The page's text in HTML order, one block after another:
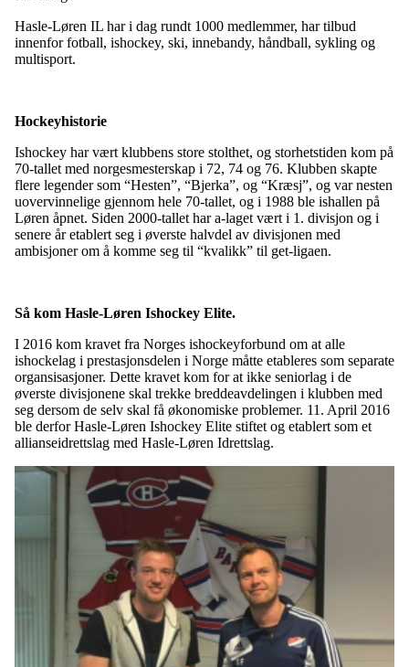
Hasle-Løren IL har i dag rundt 1000 medlemmer, har tilbud
innenfor fotball, ishockey, ski, innebandy, håndball, sykling og
multisport.
Hockeyhistorie
Ishockey har vært klubbens store stolthet, og storhetstiden kom på
70-tallet med norgesmesterskap i 72, 74 og 76. Klubben skapte
flere legender som “Hesten”, “Bjerka”, og “Kræsj”, og var nesten
uovervinnelige gjennom hele 70-tallet, og i 1988 ble ishallen på
Løren åpnet. Siden 2000-tallet har a-laget vært i 1. divisjon og i
senere år etablert seg i øverste halvdel av divisjonen med
ambisjoner om å komme seg til “kvalikk” til get-ligaen.
Så kom Hasle-Løren Ishockey Elite.
I 2016 kom kravet fra Norges ishockeyforbund om at alle
ishockelag i prestasjonsdelen i Norge måtte etableres som separate
organsisasjoner. Dette kravet kom for at ikke seniorlag i de
øverste divisjonene skal trekke breddeavdelingen i klubben med
seg dersom de selv skal få økonomiske problemer. 11. April 2016
ble derfor Hasle-Løren Ishockey Elite stiftet og etablert som et
allianseidrettslag med Hasle-Løren Idrettslag.